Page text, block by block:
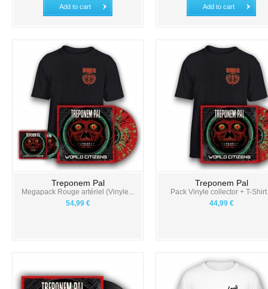
Add to cart Add to cart
Treponem Pal
Megapack Rouge artériel (Vinyle...
54,99 €
Treponem Pal
Pack Vinyle collector + T-
44,99 €